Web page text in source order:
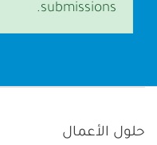
الحالة
submissions.
حلول الأعمال